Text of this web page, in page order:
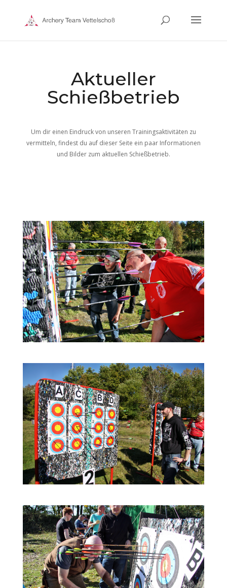
Aktueller
Schießbetrieb
Um dir einen Eindruck von unseren Trainingsaktivitäten zu
vermitteln, findest du auf dieser Seite ein paar Informationen
und Bilder zum aktuellen Schießbetrieb.